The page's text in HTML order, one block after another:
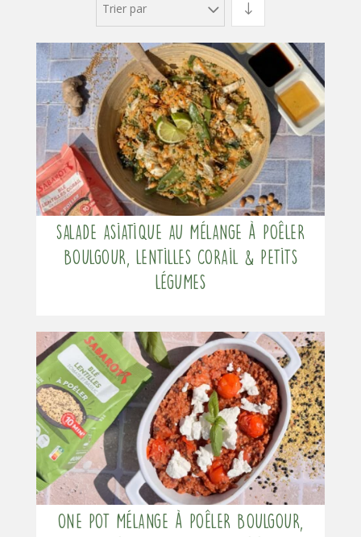
Trier par
Salade asiatique au mélange à poêler
Boulgour, Lentilles corail & Petits
légumes
One pot mélange à poêler boulgour,